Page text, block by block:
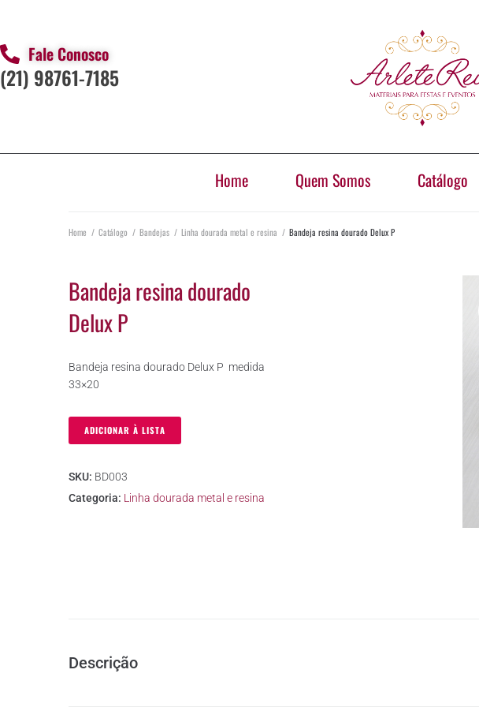
Fale Conosco
(21) 98761-7185
Home Quem Somos Catálogo
Home / Catálogo / Bandejas / Linha dourada metal e resina / Bandeja resina dourado Delux P
Bandeja resina dourado
Delux P
Bandeja resina dourado Delux P medida
33×20
ADICIONAR À LISTA
SKU: BD003
Categoria: Linha dourada metal e resina
Descrição